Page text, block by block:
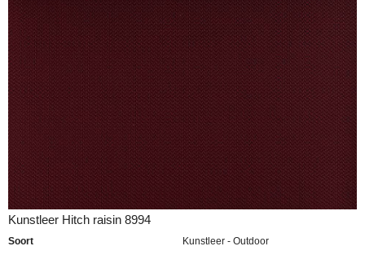
Kunstleer Hitch raisin 8994
Soort
Kunstleer - Outdoor